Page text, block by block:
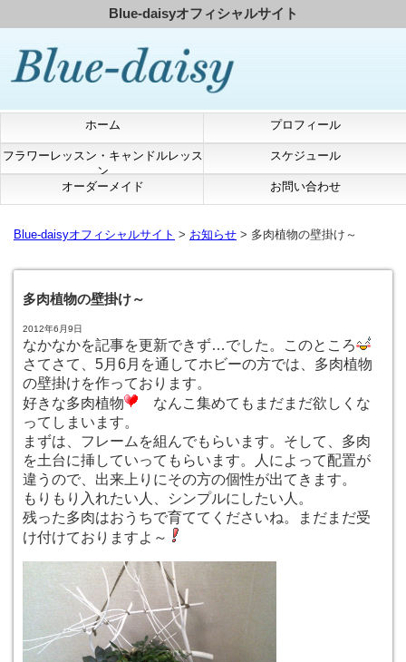
Blue-daisyオフィシャルサイト
ホーム プロフィール
フラワーレッスン・キャンドルレッス
ン
スケジュール
オーダーメイド お問い合わせ
Blue-daisyオフィシャルサイト > お知らせ > 多肉植物の壁掛け～
多肉植物の壁掛け～
2012年6月9日
なかなかを記事を更新できず…でした。このところ
さてさて、5月6月を通してホビーの方では、多肉植物
の壁掛けを作っております。
好きな多肉植物
なんこ集めてもまだまだ欲しくな
ってしまいます。
まずは、フレームを組んでもらいます。そして、多肉
を土台に挿していってもらいます。人によって配置が
違うので、出来上りにその方の個性が出てきます。
もりもり入れたい人、シンプルにしたい人。
残った多肉はおうちで育ててくださいね。まだまだ受
け付けておりますよ～